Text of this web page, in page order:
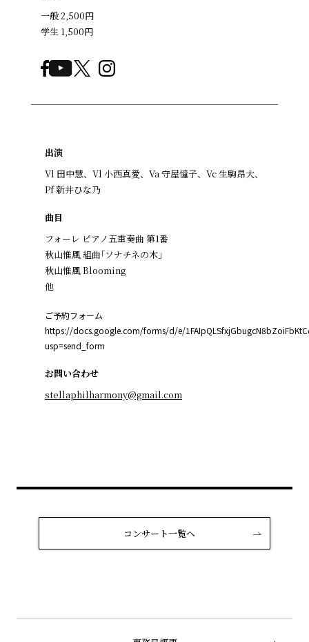
一般 2,500円
学生 1,500円
出演
Vl 田中慧、Vl 小西真愛、Va 守屋憧子、Vc 生駒昂大、
Pf 新井ひな乃
曲目
フォーレ ピアノ五重奏曲 第1番
秋山惟風 組曲｢ソナチネの木｣
秋山惟風 Blooming
他
ご予約フォーム
https://docs.google.com/forms/d/e/
usp=send_form
お問い合わせ
stellaphilharmony@gmail.com
コンサート一覧へ